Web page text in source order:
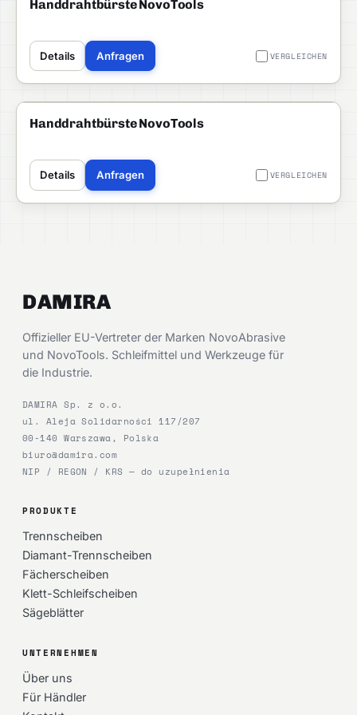
Handdrahtbürste NovoTools
Details Anfragen VERGLEICHEN
PROFI
Handdrahtbürste NovoTools
Details Anfragen VERGLEICHEN
DAMIRA
Offizieller EU-Vertreter der Marken NovoAbrasive
und NovoTools. Schleifmittel und Werkzeuge für
die Industrie.
DAMIRA Sp. z o.o.
ul. Aleja Solidarności 117/207
00-140 Warszawa, Polska
biuro@damira.com
NIP / REGON / KRS — do uzupełnienia
PRODUKTE
Trennscheiben
Diamant-Trennscheiben
Fächerscheiben
Klett-Schleifscheiben
Sägeblätter
UNTERNEHMEN
Über uns
Für Händler